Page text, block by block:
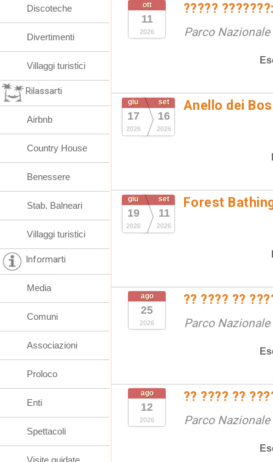
ott
11
2026
?????
Parco
giu
17
2026
set
16
2026
Anello dei
giu
19
2026
set
11
2026
Forest
ago
25
2026
?? ???? ??
Parco
ago
12
2026
?? ???? ??
Parco
Discoteche
Divertimenti
Villaggi turistici
Rilassarti
Airbnb
Country House
Benessere
Stab. Balneari
Villaggi turistici
Informarti
Media
Comuni
Associazioni
Proloco
Enti
Spettacoli
Visite guidate